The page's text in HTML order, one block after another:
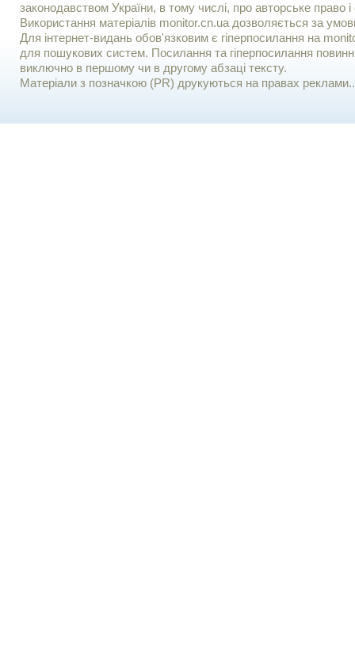
законодавством України, в тому числі, про авторське право і
Використання матерiалiв monitor.cn.ua дозволяється за
Для iнтернет-видань обов'язковим є гiперпосилання на
для пошукових систем. Посилання та гіперпосилання
виключно в першому чи в другому абзаці тексту.
Матеріали з позначкою (PR) друкуються на правах реклами..